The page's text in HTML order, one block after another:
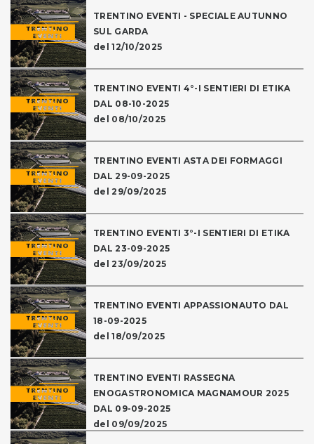
TRENTINO EVENTI - SPECIALE AUTUNNO
SUL GARDA
del 12/10/2025
TRENTINO EVENTI 4°-I SENTIERI DI ETIKA
DAL 08-10-2025
del 08/10/2025
TRENTINO EVENTI ASTA DEI FORMAGGI
DAL 29-09-2025
del 29/09/2025
TRENTINO EVENTI 3°-I SENTIERI DI ETIKA
DAL 23-09-2025
del 23/09/2025
TRENTINO EVENTI APPASSIONAUTO DAL
18-09-2025
del 18/09/2025
TRENTINO EVENTI RASSEGNA
ENOGASTRONOMICA MAGNAMOUR 2025
DAL 09-09-2025
del 09/09/2025